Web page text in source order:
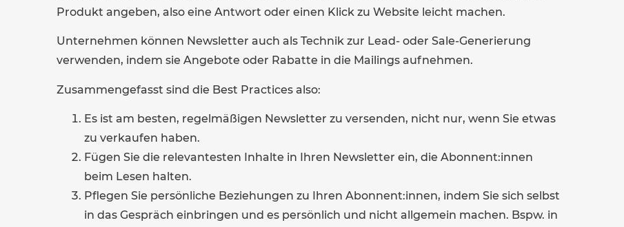
Produkt angeben, also eine Antwort oder einen Klick zu Website leicht machen.
Unternehmen können Newsletter auch als Technik zur Lead- oder Sale-Generierung
verwenden, indem sie Angebote oder Rabatte in die Mailings aufnehmen.
Zusammengefasst sind die Best Practices also:
Es ist am besten, regelmäßigen Newsletter zu versenden, nicht nur, wenn Sie etwas
zu verkaufen haben.
Fügen Sie die relevantesten Inhalte in Ihren Newsletter ein, die Abonnent:innen
beim Lesen halten.
Pflegen Sie persönliche Beziehungen zu Ihren Abonnent:innen, indem Sie sich selbst
in das Gespräch einbringen und es persönlich und nicht allgemein machen. Bspw. in